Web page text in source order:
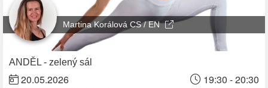
Martina Korálová CS / EN
ANDĚL - zelený sál
20.05.2026 19:30 - 20:30